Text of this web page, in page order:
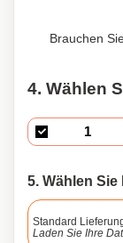
Brauchen
4. Wählen
5. Wählen
Standard
Laden Sie Ihre